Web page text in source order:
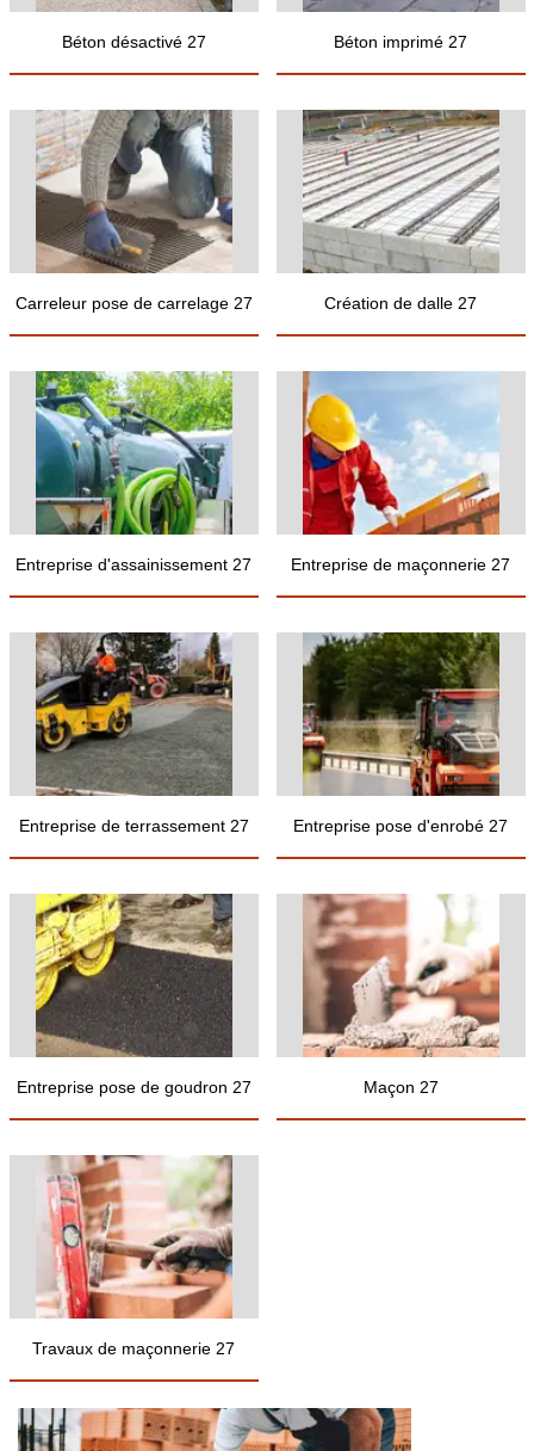
Béton désactivé 27 Béton imprimé 27
Carreleur pose de carrelage 27 Création de dalle 27
Entreprise d'assainissement 27 Entreprise de maçonnerie 27
Entreprise de terrassement 27 Entreprise pose d'enrobé 27
Entreprise pose de goudron 27 Maçon 27
Travaux de maçonnerie 27